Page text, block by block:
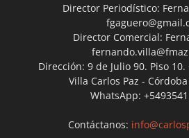
Director Periodístico:
Director Comercial:
Dirección: 9 de Julio 90. Piso 10.
Villa Carlos Paz -
WhatsApp:
Contáctanos: